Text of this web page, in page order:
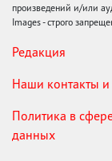
произведений и/или
Images - строго
Редакция
Наши контакты и
Политика в
данных